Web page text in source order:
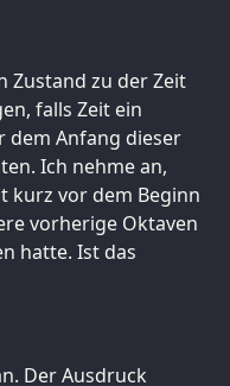
Zustand zu der Zeit
falls Zeit ein
dem Anfang dieser
Ich nehme an,
kurz vor dem Beginn
vorherige Oktaven
hatte. Ist das
Der Ausdruck